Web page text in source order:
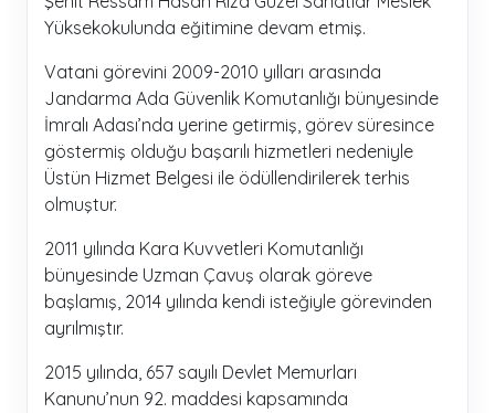
Yüksekokulunda eğitimine devam etmiş.
Vatani görevini 2009-2010 yılları arasında
Jandarma Ada Güvenlik Komutanlığı bünyesinde
İmralı Adası’nda yerine getirmiş, görev süresince
göstermiş olduğu başarılı hizmetleri nedeniyle
Üstün Hizmet Belgesi ile ödüllendirilerek terhis
olmuştur.
2011 yılında Kara Kuvvetleri Komutanlığı
bünyesinde Uzman Çavuş olarak göreve
başlamış, 2014 yılında kendi isteğiyle görevinden
ayrılmıştır.
2015 yılında, 657 sayılı Devlet Memurları
Kanunu’nun 92. maddesi kapsamında